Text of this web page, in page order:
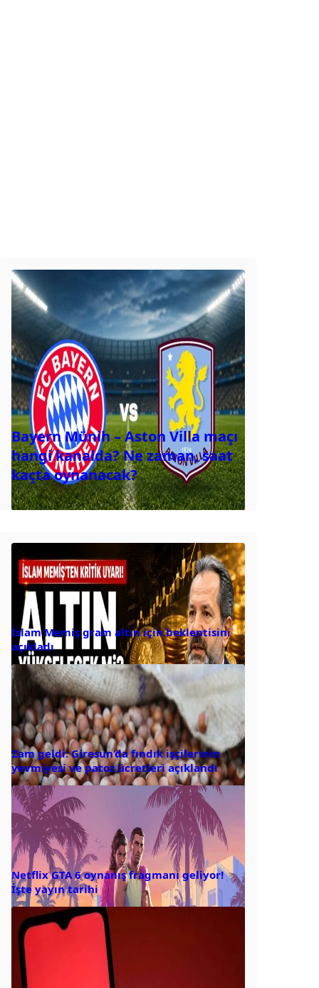
Bayern Münih – Aston Villa maçı
hangi kanalda? Ne zaman, saat
kaçta oynanacak?
İslam Memiş gram altın için beklentisini
açıkladı
Zam geldi: Giresun’da fındık işçilerinin
yevmiyesi ve patoz ücretleri açıklandı
Netflix GTA 6 oynanış fragmanı geliyor!
İşte yayın tarihi